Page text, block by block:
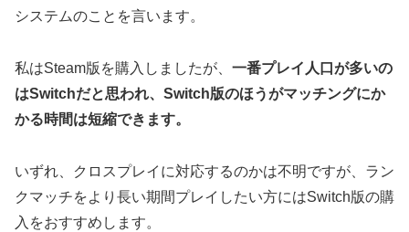
システムのことを言います。
私はSteam版を購入しましたが、 一番プレイ人口が多いの
はSwitchだと思われ、Switch版のほうがマッチングにか
かる時間は短縮できます。
いずれ、クロスプレイに対応するのかは不明ですが、ラン
クマッチをより長い期間プレイしたい方にはSwitch版の購
入をおすすめします。